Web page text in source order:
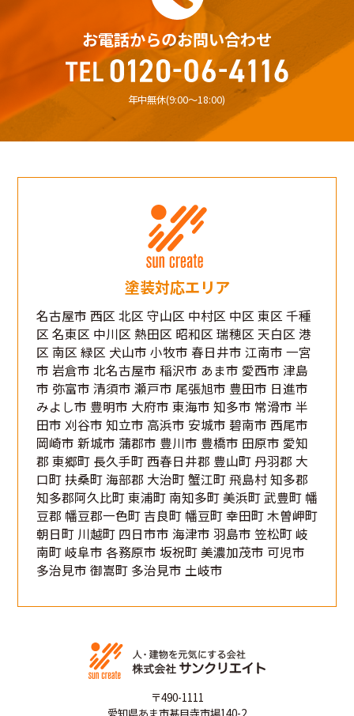
お電話からのお問い合わせ
年中無休(9:00〜18:00)
塗装対応エリア
名古屋市 西区 北区 守山区 中村区 中区 東区 千種
区 名東区 中川区 熱田区 昭和区 瑞穂区 天白区 港
区 南区 緑区 犬山市 小牧市 春日井市 江南市 一宮
市 岩倉市 北名古屋市 稲沢市 あま市 愛西市 津島
市 弥富市 清須市 瀬戸市 尾張旭市 豊田市 日進市
みよし市 豊明市 大府市 東海市 知多市 常滑市 半
田市 刈谷市 知立市 高浜市 安城市 碧南市 西尾市
岡崎市 新城市 蒲郡市 豊川市 豊橋市 田原市 愛知
郡 東郷町 長久手町 西春日井郡 豊山町 丹羽郡 大
口町 扶桑町 海部郡 大治町 蟹江町 飛島村 知多郡
知多郡阿久比町 東浦町 南知多町 美浜町 武豊町 幡
豆郡 幡豆郡一色町 吉良町 幡豆町 幸田町 木曽岬町
朝日町 川越町 四日市市 海津市 羽島市 笠松町 岐
南町 岐阜市 各務原市 坂祝町 美濃加茂市 可児市
多治見市 御嵩町 多治見市 土岐市
〒490-1111